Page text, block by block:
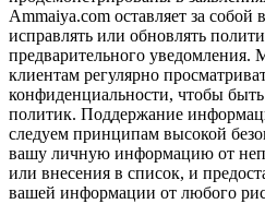
Ammaiya.com оставляет за собой
исправлять или обновлять
предварительного
клиентам регулярно
конфиденциальности, чтобы
политик. Поддержание
следуем принципам высокой
вашу личную информацию от
или внесения в список, и
вашей информации от любого